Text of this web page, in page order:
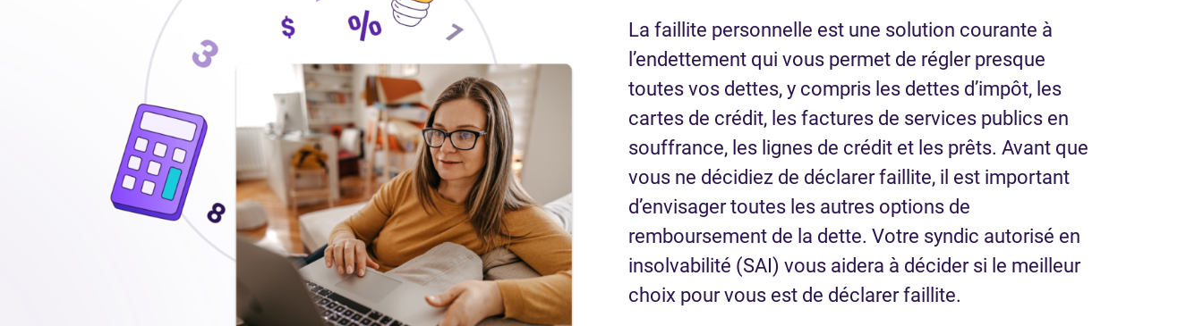
La faillite personnelle est une solution courante à
l’endettement qui vous permet de régler presque
toutes vos dettes, y compris les dettes d’impôt, les
cartes de crédit, les factures de services publics en
souffrance, les lignes de crédit et les prêts. Avant que
vous ne décidiez de déclarer faillite, il est important
d’envisager toutes les autres options de
remboursement de la dette. Votre syndic autorisé en
insolvabilité (SAI) vous aidera à décider si le meilleur
choix pour vous est de déclarer faillite.